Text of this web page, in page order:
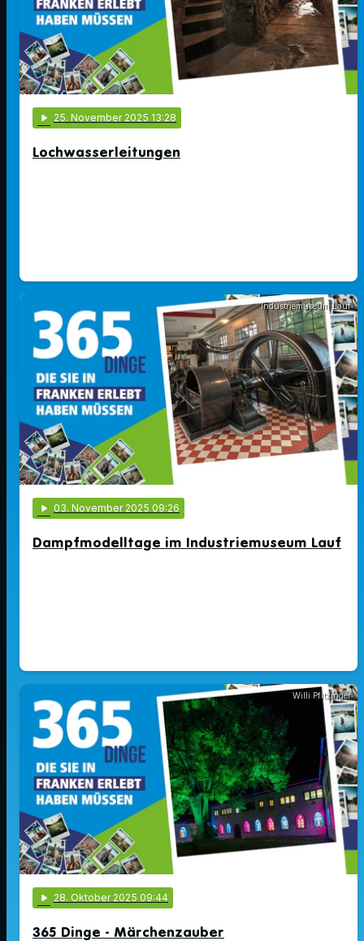
play_arrow 25. November 2025 13:28
Lochwasserleitungen
Industriemuseum Lauf
play_arrow 03. November 2025 09:26
Dampfmodelltage im Industriemuseum Lauf
Willi Pfitzinger
play_arrow 28. Oktober 2025 09:44
365 Dinge - Märchenzauber